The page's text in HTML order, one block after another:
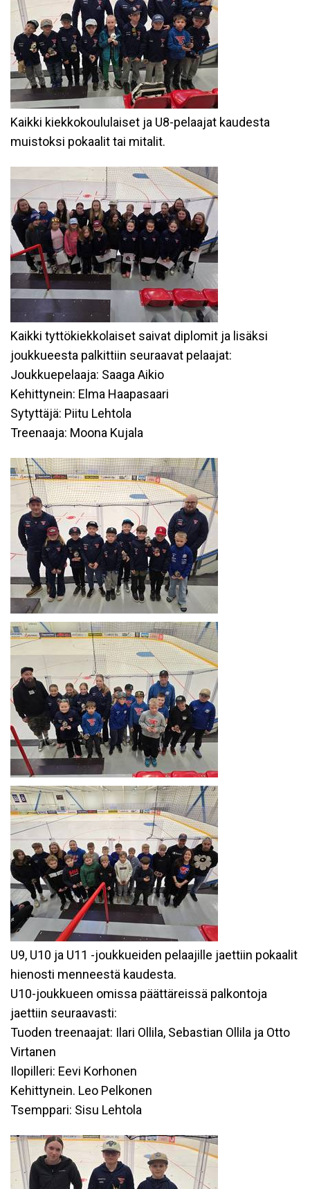
Kaikki kiekkokoululaiset ja U8-pelaajat kaudesta
muistoksi pokaalit tai mitalit.
Kaikki tyttökiekkolaiset saivat diplomit ja lisäksi
joukkueesta palkittiin seuraavat pelaajat:
Joukkuepelaaja: Saaga Aikio
Kehittynein: Elma Haapasaari
Sytyttäjä: Piitu Lehtola
Treenaaja: Moona Kujala
U9, U10 ja U11 -joukkueiden pelaajille jaettiin pokaalit
hienosti menneestä kaudesta.
U10-joukkueen omissa päättäreissä palkontoja
jaettiin seuraavasti:
Tuoden treenaajat: Ilari Ollila, Sebastian Ollila ja Otto
Virtanen
Ilopilleri: Eevi Korhonen
Kehittynein. Leo Pelkonen
Tsemppari: Sisu Lehtola